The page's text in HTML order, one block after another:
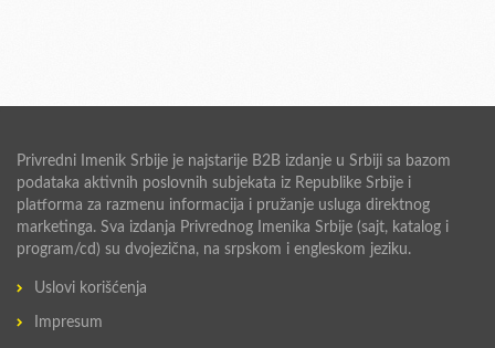
Privredni Imenik Srbije je najstarije B2B izdanje u Srbiji sa bazom
podataka aktivnih poslovnih subjekata iz Republike Srbije i
platforma za razmenu informacija i pružanje usluga direktnog
marketinga. Sva izdanja Privrednog Imenika Srbije (sajt, katalog i
program/cd) su dvojezična, na srpskom i engleskom jeziku.
Uslovi korišćenja
Impresum